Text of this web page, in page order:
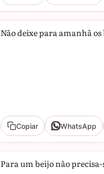
Não deixe para amanhã
Copiar WhatsApp
Para um beijo não